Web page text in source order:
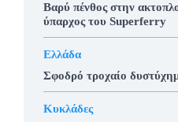
Βαρύ πένθος στην
ύπαρχος του Superferry
Ελλάδα
Σφοδρό τροχαίο
Κυκλάδες